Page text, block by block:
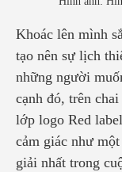
Khoác lên mình
tạo nên sự lịch
những người
cạnh đó, trên
lớp logo Red
cảm giác như
giải nhất trong